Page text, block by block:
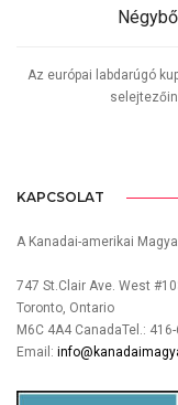
Az európai labdarúgó
KAPCSOLAT
A Kanadai-amerikai
747 St.Clair Ave. West
Toronto, Ontario
M6C 4A4 CanadaTel.: 416-
Email: